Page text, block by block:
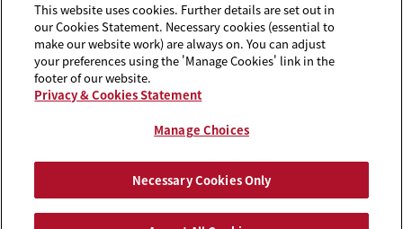
Disclaimers
Privacy & Cookies
Statement
Cookie Preferences
Handbooks
Supplier Code of
Media Contacts Blogs
Attorney Advertising | © 2026 Baker McKenzie
This website uses cookies. Further details are set out in
our Cookies Statement. Necessary cookies (essential to
make our website work) are always on. You can adjust
your preferences using the 'Manage Cookies' link in the
footer of our website.
Privacy & Cookies Statement
Manage Choices
Necessary Cookies Only